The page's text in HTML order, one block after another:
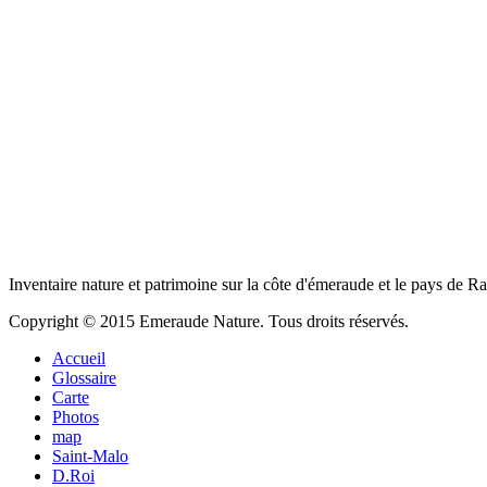
Inventaire nature et patrimoine sur la côte d'émeraude et le pays de
Copyright © 2015 Emeraude Nature. Tous droits réservés.
Accueil
Glossaire
Carte
Photos
map
Saint-Malo
D.Roi